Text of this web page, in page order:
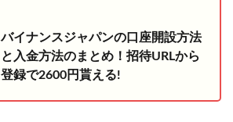
バイナンスジャパンの口座開設方法
と入金方法のまとめ！招待URLから
登録で2600円貰える!